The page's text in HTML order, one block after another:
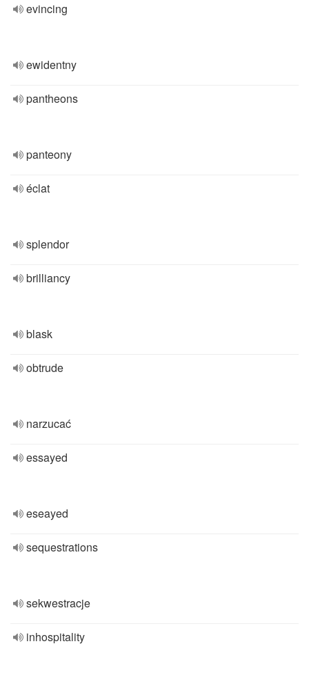
evincing
ewidentny
pantheons
panteony
éclat
splendor
brilliancy
blask
obtrude
narzucać
essayed
eseayed
sequestrations
sekwestracje
inhospitality